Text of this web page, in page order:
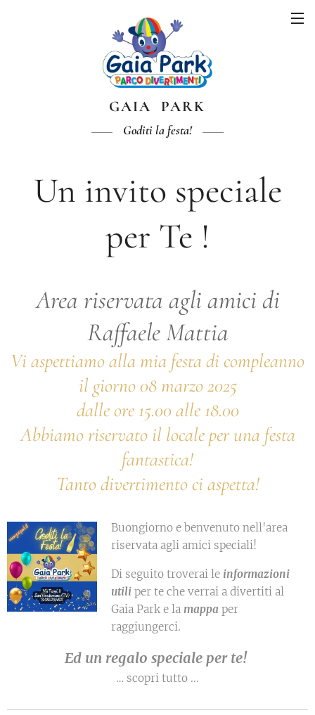
GAIA PARK
Goditi la festa!
Un invito speciale
per Te !
Area riservata agli amici di
Raffaele Mattia
Vi aspettiamo alla mia festa di compleanno
il giorno 08 marzo 2025
dalle ore 15.00 alle 18.00
Abbiamo riservato il locale per una festa
fantastica!
Tanto divertimento ci aspetta!
Buongiorno e benvenuto nell'area
riservata agli amici speciali!
Di seguito troverai le informazioni
utili per te che verrai a divertiti al
Gaia Park e la mappa per
raggiungerci.
Ed un regalo speciale per te!
… scopri tutto ...